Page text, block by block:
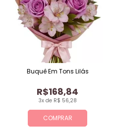
COMPRAR
3x de R$ 56,28
R$168,84
Buquê Em Tons Lilás